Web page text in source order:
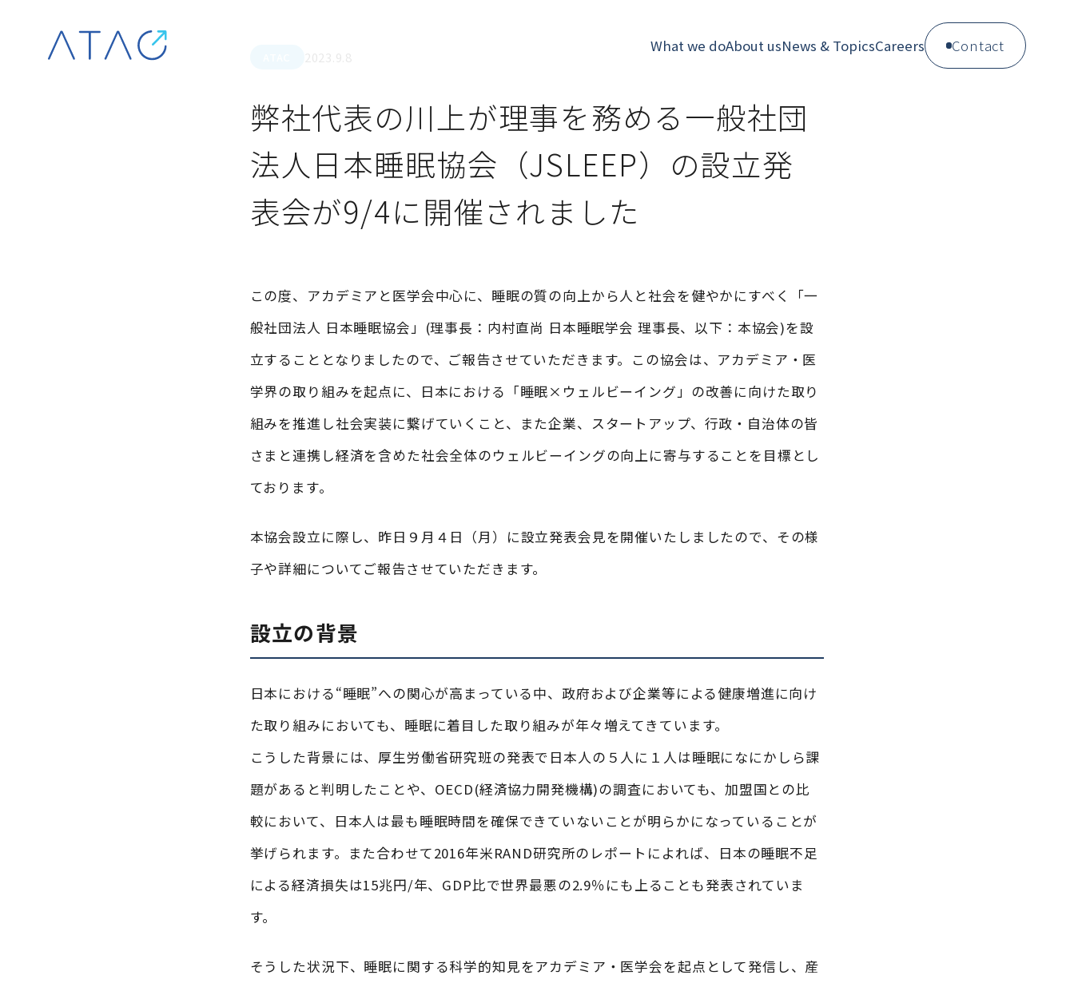
What we doAbout usNews & TopicsCareers Contact
弊社代表の川上が理事を務める一般社団
法人日本睡眠協会（JSLEEP）の設立発
表会が9/4に開催されました
この度、アカデミアと医学会中心に、睡眠の質の向上から人と社会を健やかにすべく「一
般社団法人 日本睡眠協会」(理事長：内村直尚 日本睡眠学会 理事長、以下：本協会)を設
立することとなりましたので、ご報告させていただきます。この協会は、アカデミア・医
学界の取り組みを起点に、日本における「睡眠×ウェルビーイング」の改善に向けた取り
組みを推進し社会実装に繋げていくこと、また企業、スタートアップ、行政・自治体の皆
さまと連携し経済を含めた社会全体のウェルビーイングの向上に寄与することを目標とし
ております。
本協会設立に際し、昨日９月４日（月）に設立発表会見を開催いたしましたので、その様
子や詳細についてご報告させていただきます。
設立の背景
日本における“睡眠”への関心が高まっている中、政府および企業等による健康増進に向け
た取り組みにおいても、睡眠に着目した取り組みが年々増えてきています。
こうした背景には、厚生労働省研究班の発表で日本人の５人に１人は睡眠になにかしら課
題があると判明したことや、OECD(経済協力開発機構)の調査においても、加盟国との比
較において、日本人は最も睡眠時間を確保できていないことが明らかになっていることが
挙げられます。また合わせて2016年米RAND研究所のレポートによれば、日本の睡眠不足
による経済損失は15兆円/年、GDP比で世界最悪の2.9％にも上ることも発表されていま
す。
そうした状況下、睡眠に関する科学的知見をアカデミア・医学会を起点として発信し、産